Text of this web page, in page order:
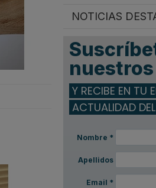
NOTICIAS
Y RECIBE EN TU
ACTUALIDAD
Nombre *
Apellidos
Email *